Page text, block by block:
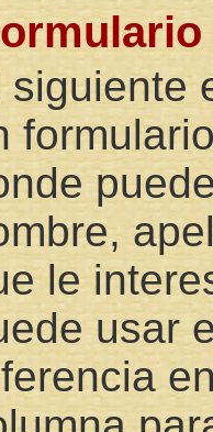
siguiente
le
usar